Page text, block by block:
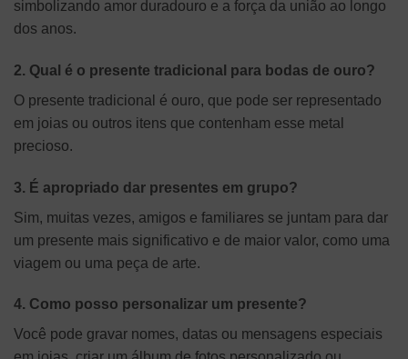
simbolizando amor duradouro e a força da união ao longo
dos anos.
2. Qual é o presente tradicional para bodas de ouro?
O presente tradicional é ouro, que pode ser representado
em joias ou outros itens que contenham esse metal
precioso.
3. É apropriado dar presentes em grupo?
Sim, muitas vezes, amigos e familiares se juntam para dar
um presente mais significativo e de maior valor, como uma
viagem ou uma peça de arte.
4. Como posso personalizar um presente?
Você pode gravar nomes, datas ou mensagens especiais